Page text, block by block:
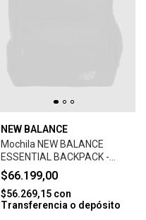
NEW BALANCE
Mochila NEW BALANCE
ESSENTIAL BACKPACK -
BLACK
$66.199,00
$56.269,15 con
Transferencia o depósito